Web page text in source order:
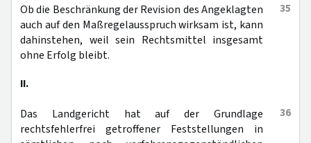
35
Ob die Beschränkung der Revision des Angeklagten
auch auf den Maßregelausspruch wirksam ist, kann
dahinstehen, weil sein Rechtsmittel insgesamt
ohne Erfolg bleibt.
II.
36
Das Landgericht hat auf der Grundlage
rechtsfehlerfrei getroffener Feststellungen in